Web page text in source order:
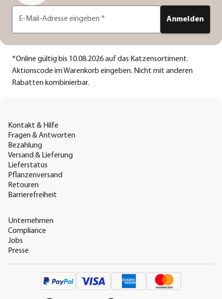
E-Mail-Adresse eingeben * Anmelden
*Online gültig bis 10.08.2026 auf das Katzensortiment.
Aktionscode im Warenkorb eingeben. Nicht mit anderen
Rabatten kombinierbar.
Kontakt & Hilfe
Fragen & Antworten
Bezahlung
Versand & Lieferung
Lieferstatus
Pflanzenversand
Retouren
Barrierefreiheit
Unternehmen
Compliance
Jobs
Presse